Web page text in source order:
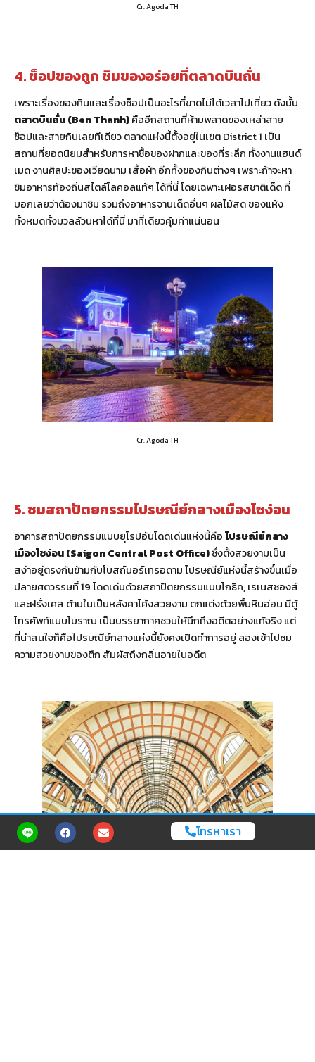
Cr. Agoda TH
4. ช็อปของถูก ชิมของอร่อยที่ตลาดบินถั่น
เพราะเรื่องของกินและเรื่องช็อปเป็นอะไรที่ขาดไม่ได้เวลาไปเที่ยว ดังนั้น
ตลาดบินถั่น (Ben Thanh)คืออีกสถานที่ห้ามพลาดของเหล่าสาย
ช็อปและสายกินเลยทีเดียว ตลาดแห่งนี้ตั้งอยู่ในเขต District 1 เป็น
สถานที่ยอดนิยมสำหรับการหาซื้อของฝากและของที่ระลึก ทั้งงานแฮนด์
เมด งานศิลปะของเวียดนาม เสื้อผ้า อีกทั้งของกินต่างๆ เพราะถ้าจะหา
ชิมอาหารท้องถิ่นสไตล์โลคอลแท้ๆ ได้ที่นี่ โดยเฉพาะเฝอรสชาติเด็ด ที่
บอกเลยว่าต้องมาชิม รวมถึงอาหารจานเด็ดอื่นๆ ผลไม้สด ของแห้ง
ทั้งหมดทั้งมวลล้วนหาได้ที่นี่ มาที่เดียวคุ้มค่าแน่นอน
Cr. Agoda TH
5. ชมสถาปัตยกรรมไปรษณีย์กลางเมืองไซง่อน
อาคารสถาปัตยกรรมแบบยุโรปอันโดดเด่นแห่งนี้คือไปรษณีย์กลาง
เมืองไซง่อน (Saigon Central Post Office)ซึ่งตั้งสวยงามเป็น
สง่าอยู่ตรงกันข้ามกับโบสถ์นอร์เทรอดาม ไปรษณีย์แห่งนี้สร้างขึ้นเมื่อ
ปลายศตวรรษที่ 19 โดดเด่นด้วยสถาปัตยกรรมแบบโกธิค, เรเนสซองส์
และฝรั่งเศส ด้านในเป็นหลังคาโค้งสวยงาม ตกแต่งด้วยพื้นหินอ่อน มีตู้
โทรศัพท์แบบโบราณ เป็นบรรยากาศชวนให้นึกถึงอดีตอย่างแท้จริง แต่
ที่น่าสนใจก็คือไปรษณีย์กลางแห่งนี้ยังคงเปิดทำการอยู่ ลองเข้าไปชม
ความสวยงามของตึก สัมผัสถึงกลิ่นอายในอดีต
โทรหาเรา